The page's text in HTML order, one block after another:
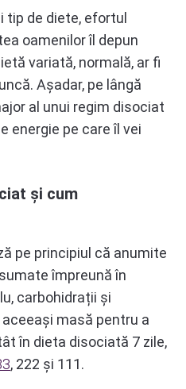
de diete, efortul
oamenilor îl depun
variată, normală, ar fi
Așadar, pe lângă
al unui regim disociat
energie pe care îl vei
și cum
pe principiul că anumite
împreună în
carbohidrații și
masă pentru a
în dieta disociată 7 zile,
, 222 și 111.